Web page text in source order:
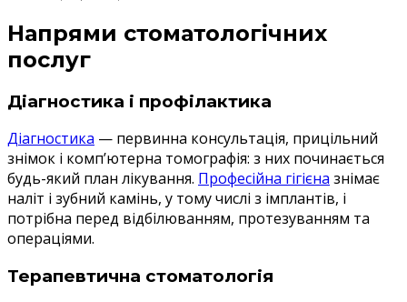
Напрями стоматологічних
послуг
Діагностика і профілактика
Діагностика — первинна консультація, прицільний
знімок і комп’ютерна томографія: з них починається
будь-який план лікування. Професійна гігієна знімає
наліт і зубний камінь, у тому числі з імплантів, і
потрібна перед відбілюванням, протезуванням та
операціями.
Терапевтична стоматологія